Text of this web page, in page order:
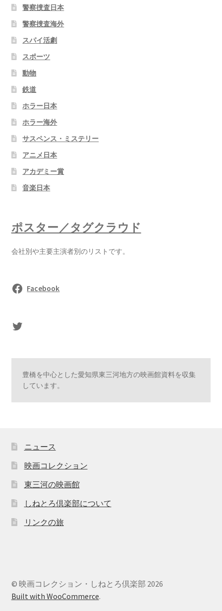
警察捜査日本
警察捜査海外
スパイ活劇
スポーツ
動物
鉄道
ホラー日本
ホラー海外
サスペンス・ミステリー
アニメ日本
アカデミー賞
音楽日本
ポスター／タグクラウド
会社別や主要主演者別のリストです。
Facebook
sasaki's Twitter
豊橋を中心とした愛知県東三河地方の映画館資料を収集
しています。
ニュース
映画コレクション
東三河の映画館
しねとろ倶楽部について
リンクの旅
© 映画コレクション・しねとろ倶楽部 2026
Built with WooCommerce.